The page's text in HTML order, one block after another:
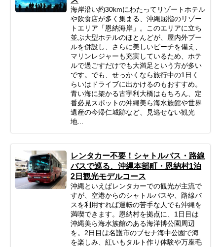
海岸沿い約30kmにわたってリゾートホテル
や飲食店が多く集まる、沖縄屈指のリゾー
トエリア「恩納海岸」。このエリアに立ち
並ぶ大型ホテルのほとんどが、屋内外プー
ルを併設し、さらに美しいビーチを備え、
マリンレジャーも充実しているため、ホテ
ルで過ごすだけでも大満足という方が多い
です。でも、せっかくなら旅行中の1日く
らいはドライブに出かけるのもおすすめ。
青い海に架かる古宇利大橋はもちろん、定
番必見スポットの沖縄美ら海水族館や世界
遺産の今帰仁城跡など、見逃せない観光
地...
レンタカー不要！シャトルバス・路線
バスで巡る、沖縄本部町・恩納村1泊
2日観光モデルコース
沖縄といえばレンタカーでの観光が主流で
すが、空港からのシャトルバスや、路線バ
スを利用すれば運転の苦手な人でも沖縄を
満喫できます。恩納村を拠点に、1日目は
沖縄美ら海水族館のある海洋博公園周辺
を。2日目は名護市のブセナ海中公園で海
を楽しみ、紅いもタルト作り体験や万座毛